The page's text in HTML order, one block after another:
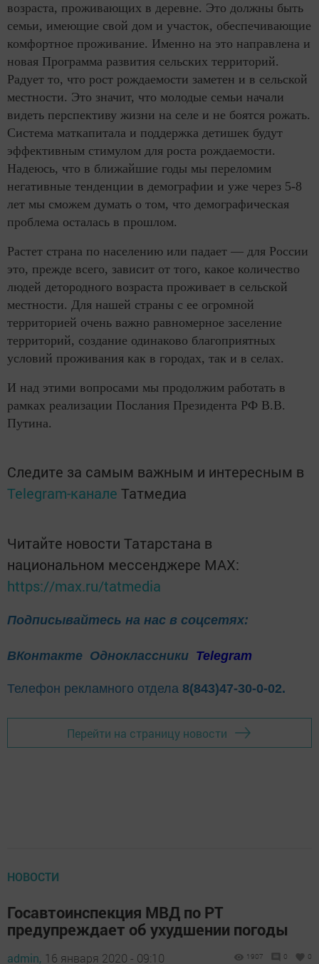
возраста, проживающих в деревне. Это должны быть
семьи, имеющие свой дом и участок, обеспечивающие
комфортное проживание. Именно на это направлена и
новая Программа развития сельских территорий.
Радует то, что рост рождаемости заметен и в сельской
местности. Это значит, что молодые семьи начали
видеть перспективу жизни на селе и не боятся рожать.
Система маткапитала и поддержка детишек будут
эффективным стимулом для роста рождаемости.
Надеюсь, что в ближайшие годы мы переломим
негативные тенденции в демографии и уже через 5-8
лет мы сможем думать о том, что демографическая
проблема осталась в прошлом.
Растет страна по населению или падает — для России
это, прежде всего, зависит от того, какое количество
людей детородного возраста проживает в сельской
местности. Для нашей страны с ее огромной
территорией очень важно равномерное заселение
территорий, создание одинаково благоприятных
условий проживания как в городах, так и в селах.
И над этими вопросами мы продолжим работать в
рамках реализации Послания Президента РФ В.В.
Путина.
Следите за самым важным и интересным в
Telegram-канале Татмедиа
Читайте новости Татарстана в
национальном мессенджере MАХ:
https://max.ru/tatmedia
Подписывайтесь на нас в соцсетях:
ВКонтакте Одноклассники Telegram
Телефон рекламного отдела 8(843)47-30-0-02.
Перейти на страницу новости
НОВОСТИ
Госавтоинспекция МВД по РТ
предупреждает об ухудшении погоды
admin, 16 января 2020 - 09:10 1907 0 0